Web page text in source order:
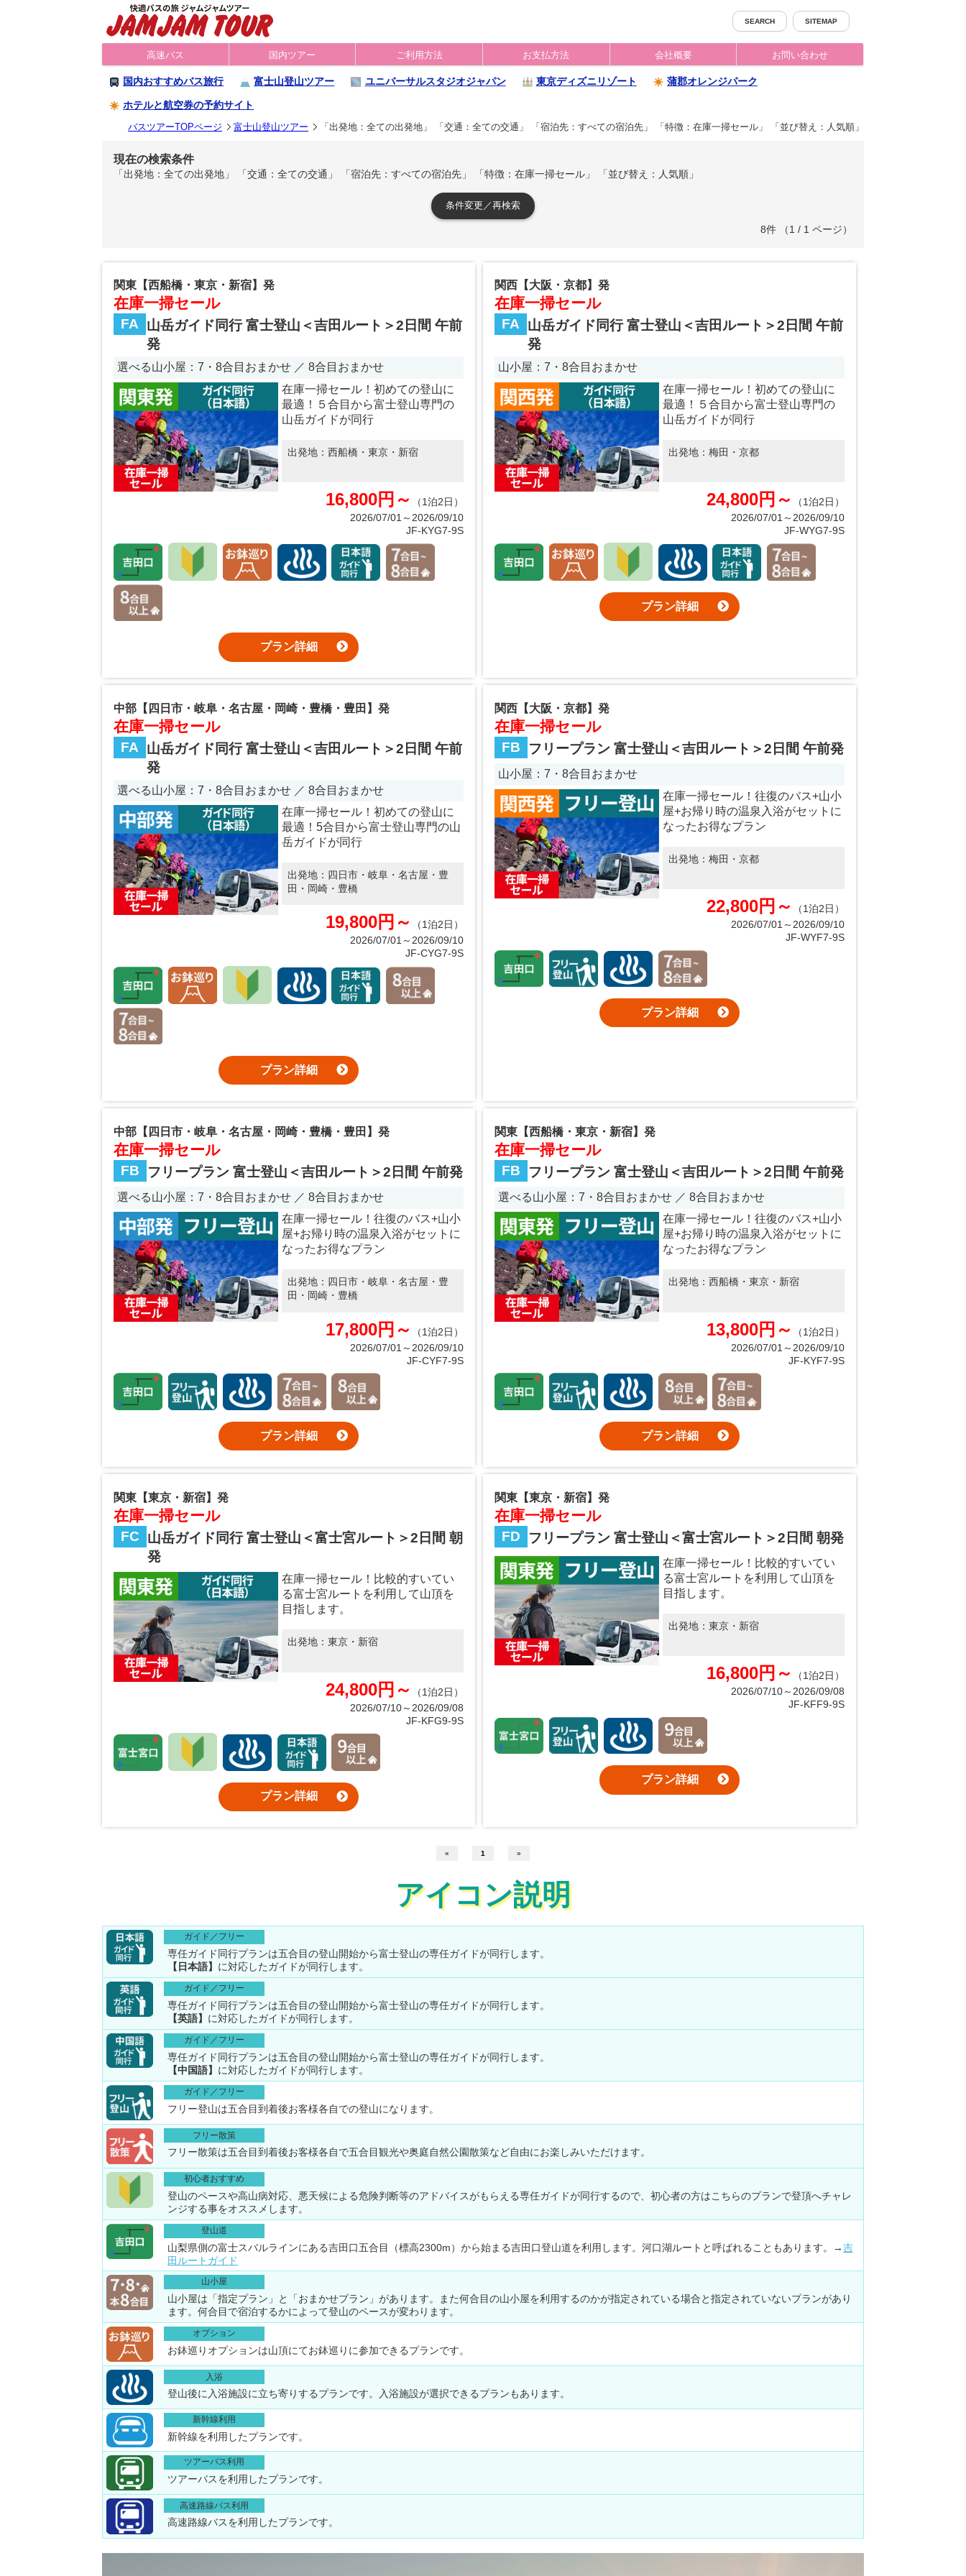
SEARCH SITEMAP
高速バス 国内ツアー ご利用方法 お支払方法 会社概要 お問い合わせ
国内おすすめバス旅行 富士山登山ツアー ユニバーサルスタジオジャパン 東京ディズニリゾート 蒲郡オレンジパーク
ホテルと航空券の予約サイト
バスツアーTOPページ 富士山登山ツアー 「出発地：全ての出発地」 「交通：全ての交通」 「宿泊先：すべての宿泊先」 「特徴：在庫一掃セール」 「並び替え：人気順」
現在の検索条件
「出発地：全ての出発地」 「交通：全ての交通」 「宿泊先：すべての宿泊先」 「特徴：在庫一掃セール」 「並び替え：人気順」
条件変更／再検索
8件 （1 / 1 ページ）
関東【西船橋・東京・新宿】発
在庫一掃セール
FA
山岳ガイド同行 富士登山＜吉田ルート＞2日間 午前
発
選べる山小屋：7・8合目おまかせ ／ 8合目おまかせ
在庫一掃セール！初めての登山に
最適！５合目から富士登山専門の
山岳ガイドが同行
出発地： 西船橋・東京・新宿
16,800円～
（1泊2日）
2026/07/01～2026/09/10
JF-KYG7-9S
プラン詳細
関西【大阪・京都】発
在庫一掃セール
FA
山岳ガイド同行 富士登山＜吉田ルート＞2日間 午前
発
山小屋：7・8合目おまかせ
在庫一掃セール！初めての登山に
最適！５合目から富士登山専門の
山岳ガイドが同行
出発地： 梅田・京都
24,800円～
（1泊2日）
2026/07/01～2026/09/10
JF-WYG7-9S
プラン詳細
中部【四日市・岐阜・名古屋・岡崎・豊橋・豊田】発
在庫一掃セール
FA
山岳ガイド同行 富士登山＜吉田ルート＞2日間 午前
発
選べる山小屋：7・8合目おまかせ ／ 8合目おまかせ
在庫一掃セール！初めての登山に
最適！5合目から富士登山専門の山
岳ガイドが同行
出発地： 四日市・岐阜・名古屋・豊
田・岡崎・豊橋
19,800円～
（1泊2日）
2026/07/01～2026/09/10
JF-CYG7-9S
プラン詳細
関西【大阪・京都】発
在庫一掃セール
FB フリープラン 富士登山＜吉田ルート＞2日間 午前発
山小屋：7・8合目おまかせ
在庫一掃セール！往復のバス+山小
屋+お帰り時の温泉入浴がセットに
なったお得なプラン
出発地： 梅田・京都
22,800円～
（1泊2日）
2026/07/01～2026/09/10
JF-WYF7-9S
プラン詳細
中部【四日市・岐阜・名古屋・岡崎・豊橋・豊田】発
在庫一掃セール
FB フリープラン 富士登山＜吉田ルート＞2日間 午前発
選べる山小屋：7・8合目おまかせ ／ 8合目おまかせ
在庫一掃セール！往復のバス+山小
屋+お帰り時の温泉入浴がセットに
なったお得なプラン
出発地： 四日市・岐阜・名古屋・豊
田・岡崎・豊橋
17,800円～
（1泊2日）
2026/07/01～2026/09/10
JF-CYF7-9S
プラン詳細
関東【西船橋・東京・新宿】発
在庫一掃セール
FB フリープラン 富士登山＜吉田ルート＞2日間 午前発
選べる山小屋：7・8合目おまかせ ／ 8合目おまかせ
在庫一掃セール！往復のバス+山小
屋+お帰り時の温泉入浴がセットに
なったお得なプラン
出発地： 西船橋・東京・新宿
13,800円～
（1泊2日）
2026/07/01～2026/09/10
JF-KYF7-9S
プラン詳細
関東【東京・新宿】発
在庫一掃セール
FC
山岳ガイド同行 富士登山＜富士宮ルート＞2日間 朝
発
在庫一掃セール！比較的すいてい
る富士宮ルートを利用して山頂を
目指します。
出発地： 東京・新宿
24,800円～
（1泊2日）
2026/07/10～2026/09/08
JF-KFG9-9S
プラン詳細
関東【東京・新宿】発
在庫一掃セール
FD フリープラン 富士登山＜富士宮ルート＞2日間 朝発
在庫一掃セール！比較的すいてい
る富士宮ルートを利用して山頂を
目指します。
出発地： 東京・新宿
16,800円～
（1泊2日）
2026/07/10～2026/09/08
JF-KFF9-9S
プラン詳細
« 1 »
アイコン説明
ガイド／フリー
専任ガイド同行プランは五合目の登山開始から富士登山の専任ガイドが同行します。
【日本語】 に対応したガイドが同行します。
ガイド／フリー
専任ガイド同行プランは五合目の登山開始から富士登山の専任ガイドが同行します。
【英語】 に対応したガイドが同行します。
ガイド／フリー
専任ガイド同行プランは五合目の登山開始から富士登山の専任ガイドが同行します。
【中国語】 に対応したガイドが同行します。
ガイド／フリー
フリー登山は五合目到着後お客様各自での登山になります。
フリー散策
フリー散策は五合目到着後お客様各自で五合目観光や奥庭自然公園散策など自由にお楽しみいただけます。
初心者おすすめ
登山のペースや高山病対応、悪天候による危険判断等のアドバイスがもらえる専任ガイドが同行するので、初心者の方はこちらのプランで登頂へチャレ
ンジする事をオススメします。
登山道
山梨県側の富士スバルラインにある吉田口五合目（標高2300m）から始まる吉田口登山道を利用します。河口湖ルートと呼ばれることもあります。→吉
田ルートガイド
山小屋
山小屋は「指定プラン」と「おまかせプラン」があります。また何合目の山小屋を利用するのかが指定されている場合と指定されていないプランがあり
ます。何合目で宿泊するかによって登山のペースが変わります。
オプション
お鉢巡りオプションは山頂にてお鉢巡りに参加できるプランです。
入浴
登山後に入浴施設に立ち寄りするプランです。入浴施設が選択できるプランもあります。
新幹線利用
新幹線を利用したプランです。
ツアーバス利用
ツアーバスを利用したプランです。
高速路線バス利用
高速路線バスを利用したプランです。